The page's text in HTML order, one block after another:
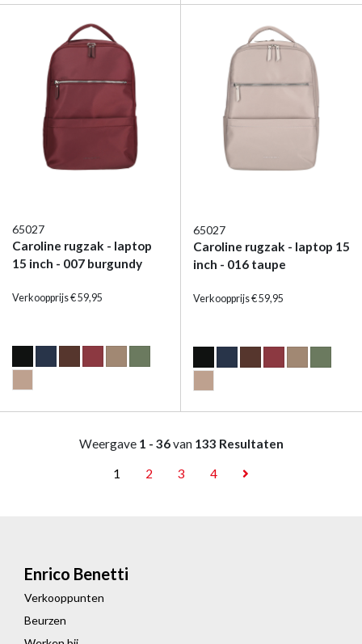
65027
Caroline rugzak - laptop
15 inch - 007 burgundy
Verkoopprijs € 59,95
65027
Caroline rugzak - laptop 15
inch - 016 taupe
Verkoopprijs € 59,95
Weergave 1 - 36van 133 Resultaten
1 2 3 4
Enrico Benetti
Verkooppunten
Beurzen